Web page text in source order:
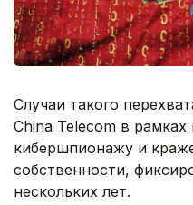
Случаи такого
China Telecom в
кибершпионажу и
собственности,
нескольких лет.